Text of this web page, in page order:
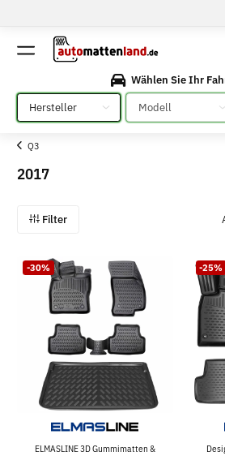
Wählen Sie Ihr
Bitte auswählen
Bitte auswählen
Q3
2017
Filter
-30%
ELMASLINE 3D Gummimatten &
-25%